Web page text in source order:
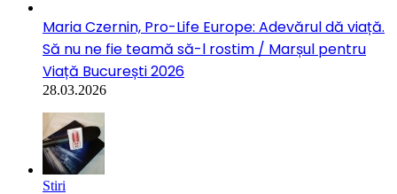
Maria Czernin, Pro-Life Europe: Adevărul dă viață.
Să nu ne fie teamă să-l rostim / Marșul pentru
Viață București 2026
28.03.2026
Stiri